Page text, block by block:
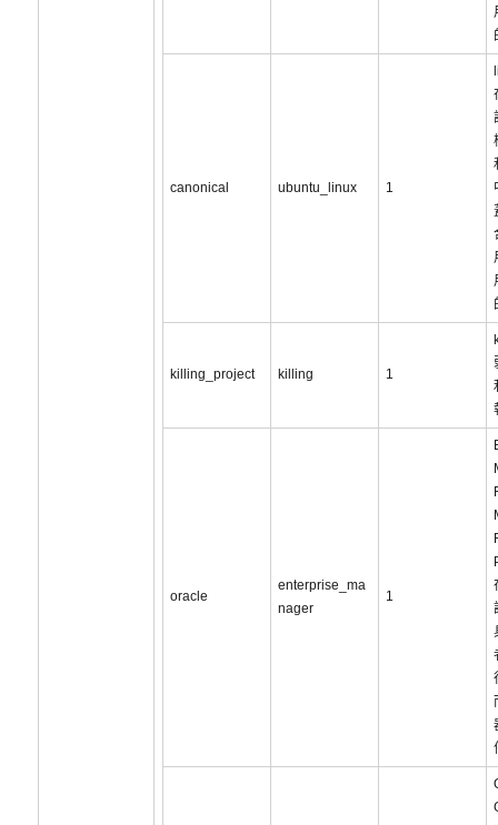
canonical ubuntu_linux 1
killing_project killing 1
oracle
enterprise_ma
nager
1